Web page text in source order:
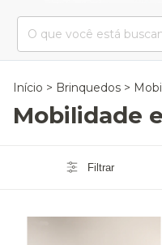
Início > Brinquedos >
Mobilidade
Filtrar